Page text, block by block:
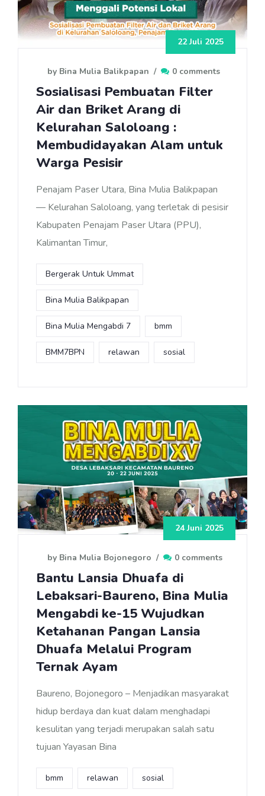
22 Juli 2025
by Bina Mulia Balikpapan / 0 comments
Sosialisasi Pembuatan Filter
Air dan Briket Arang di
Kelurahan Saloloang :
Membudidayakan Alam untuk
Warga Pesisir
Penajam Paser Utara, Bina Mulia Balikpapan
— Kelurahan Saloloang, yang terletak di pesisir
Kabupaten Penajam Paser Utara (PPU),
Kalimantan Timur,
Bergerak Untuk Ummat
Bina Mulia Balikpapan
Bina Mulia Mengabdi 7 bmm
BMM7BPN relawan sosial
24 Juni 2025
by Bina Mulia Bojonegoro / 0 comments
Bantu Lansia Dhuafa di
Lebaksari-Baureno, Bina Mulia
Mengabdi ke-15 Wujudkan
Ketahanan Pangan Lansia
Dhuafa Melalui Program
Ternak Ayam
Baureno, Bojonegoro – Menjadikan masyarakat
hidup berdaya dan kuat dalam menghadapi
kesulitan yang terjadi merupakan salah satu
tujuan Yayasan Bina
bmm relawan sosial